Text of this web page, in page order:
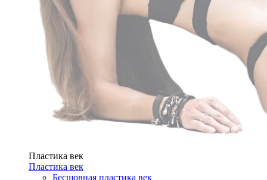
Пластика век
Пластика век
Бесшовная пластика век